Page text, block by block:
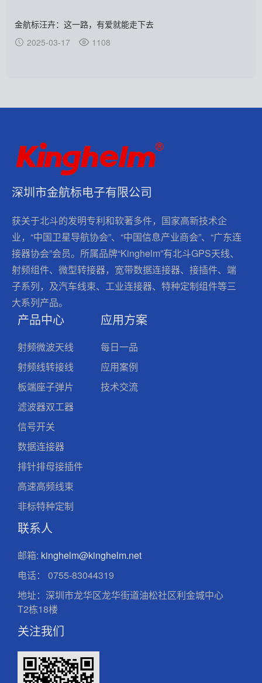
金航标汪卉：这一路，有爱就能走下去
2025-03-17
1108
深圳市金航标电子有限公司
获关于北斗的发明专利和软著多件，国家高新技术企
业，“中国卫星导航协会”、“中国信息产业商会”、“广东连
接器协会”会员。所属品牌“Kinghelm”有北斗GPS天线、
射频组件、微型转接器，宽带数据连接器、接插件、端
子系列，及汽车线束、工业连接器、特种定制组件等三
大系列产品。
产品中心
射频微波天线
射频线转接线
板端座子弹片
滤波器双工器
信号开关
数据连接器
排针排母接插件
高速高频线束
非标特种定制
应用方案
每日一品
应用案例
技术交流
联系人
邮箱: kinghelm@kinghelm.net
电话：
0755-83044319
地址：深圳市龙华区龙华街道油松社区利金城中心
T2栋18楼
关注我们